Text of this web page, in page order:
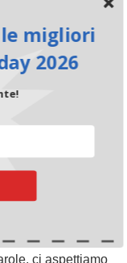
due anni fa, o
Monday
il Black Friday e il
per il 2026.
prevedere
ci aspettiamo
migliori
2026